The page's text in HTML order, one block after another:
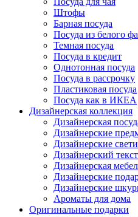
Штофы
Барная посуда
Посуда из белого
Темная посуда
Посуда в кредит
Однотонная посуда
Посуда в рассрочку
Пластиковая посуда
Посуда как в ИКЕА
Дизайнерская коллекция
Дизайнерская
Дизайнерские
Дизайнерские
Дизайнерский
Дизайнерская
Дизайнерские
Дизайнерские
Ароматы для дома
Оригинальные подарки